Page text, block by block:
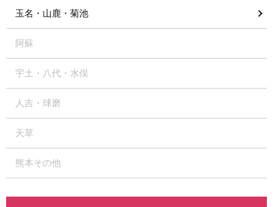
玉名・山鹿・菊池
阿蘇
宇土・八代・水俣
人吉・球磨
天草
熊本その他